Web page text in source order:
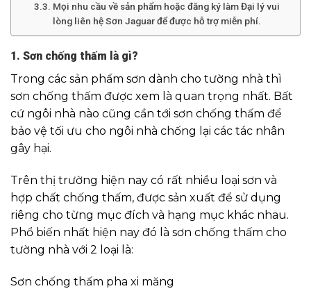
Mọi nhu cầu về sản phẩm hoặc đăng ký làm Đại lý vui
lòng liên hệ Sơn Jaguar để được hỗ trợ miễn phí.
1. Sơn chống thấm là gì?
Trong các sản phẩm sơn dành cho tường nhà thì
sơn chống thấm được xem là quan trọng nhất. Bất
cứ ngôi nhà nào cũng cần tới sơn chống thấm để
bảo vệ tối ưu cho ngôi nhà chống lại các tác nhân
gây hại.
Trên thị trường hiện nay có rất nhiều loại sơn và
hợp chất chống thấm, được sản xuất để sử dụng
riêng cho từng mục đích và hạng mục khác nhau.
Phổ biến nhất hiện nay đó là sơn chống thấm cho
tường nhà với 2 loại là:
Sơn chống thấm pha xi măng